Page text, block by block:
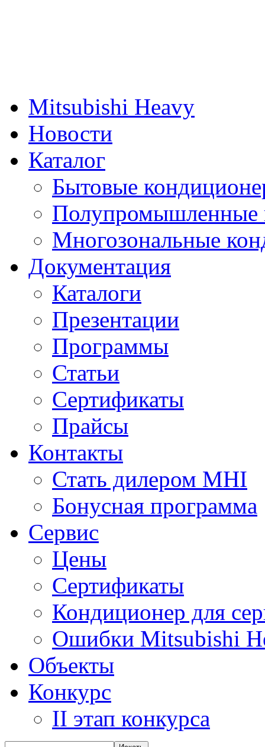
Mitsubishi Heavy
Новости
Каталог
Бытовые
Полупромышленные
Многозональные
Документация
Каталоги
Презентации
Программы
Статьи
Сертификаты
Прайсы
Контакты
Стать дилером MHI
Бонусная программа
Сервис
Цены
Сертификаты
Кондиционер для
Ошибки Mitsubishi
Объекты
Конкурс
II этап конкурса